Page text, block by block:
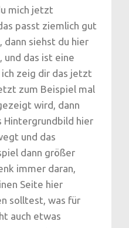
mich jetzt
passt ziemlich gut
dann siehst du hier
und das ist eine
zeig dir das jetzt
zum Beispiel mal
wird, dann
Hintergrundbild hier
und das
dann größer
immer daran,
Seite hier
solltest, was für
auch etwas